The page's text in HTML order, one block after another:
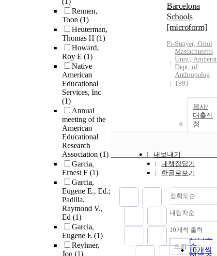
Rennen,
Toon (1)
Heuterman,
Thomas H (1)
Howard,
Roy E (1)
Native
American
Educational
Services, Inc
(1)
Annual
meeting of the
American
Educational
Research
Association (1)
Garcia,
Ernest F (1)
Garcia,
Eugene E., Ed.;
Padilla,
Raymond V.,
Ed (1)
Garcia,
Eugene E (1)
Reyhner,
Jon (1)
Barcelona
Schools
[microform]
Pi-Sunyer, Oriol
Massachusetts
Univ.,
Dept. of
Anthropolog
1993
복사/
대출신
청
내보내기
내책장담기
한글로보기
정확도순
정확도
순
인기도
순
내림차순
내림차
10개씩 출력
10개씩
조회